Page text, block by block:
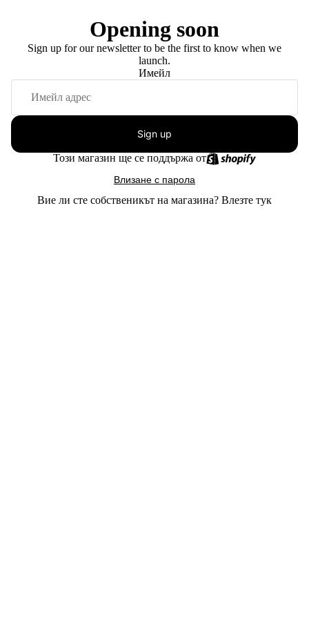
Opening soon
Sign up for our newsletter to be the first to know when we
launch.
Имейл
Sign up
Този магазин ще се поддържа от
Влизане с парола
Вие ли сте собственикът на магазина? Влезте тук